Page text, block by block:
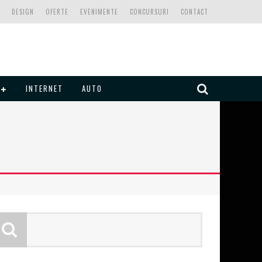
CONTACT
CONCURSURI
EVENIMENTE
OFERTE
DESIGN
INTERNET AUTO